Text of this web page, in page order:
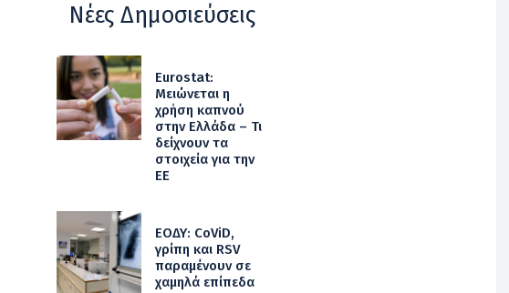
Νέες Δημοσιεύσεις
Eurostat:
Μειώνεται η
χρήση καπνού
στην Ελλάδα – Τι
δείχνουν τα
στοιχεία για την
ΕΕ
ΕΟΔΥ: CoViD,
γρίπη και RSV
παραμένουν σε
χαμηλά επίπεδα